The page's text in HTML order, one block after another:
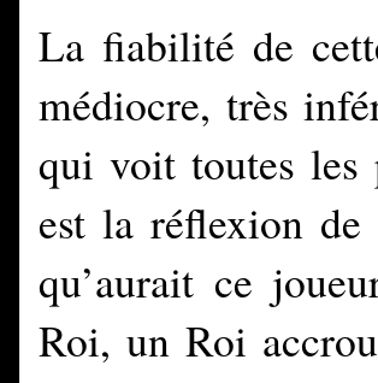
La fiabilité de
médiocre, très
qui voit toutes les
est la réflexion
qu’aurait ce
Roi, un Roi